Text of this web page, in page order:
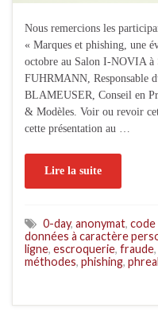
Nous remercions les
« Marques et phishing, une
octobre au Salon I-NOVIA à
FUHRMANN, Responsable
BLAMEUSER, Conseil en
& Modèles. Voir ou revoir
cette présentation au …
Lire la suite
0-day, anonymat,
données à caractère
ligne, escroquerie, fraude,
méthodes, phishing,